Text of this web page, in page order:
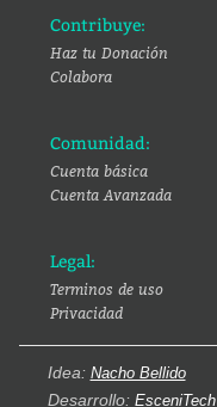
Contribuye:
Haz tu Donación
Colabora
Comunidad:
Cuenta básica
Cuenta Avanzada
Legal:
Terminos de uso
Privacidad
Idea: Nacho Bellido
Desarrollo: EsceniTech